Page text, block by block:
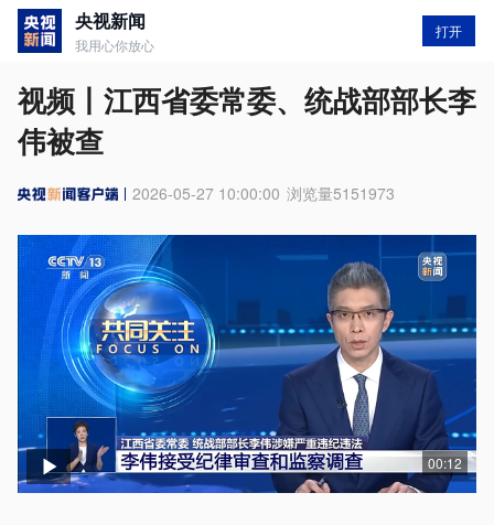
央视新闻
我用心你放心
打开
视频丨江西省委常委、统战部部长李
伟被查
2026-05-27 10:00:00 浏览量5151973
00:12